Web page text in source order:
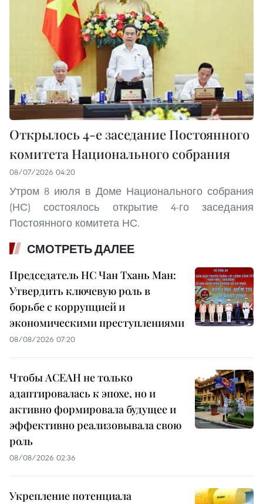
Открылось 4-е заседание Постоянного
комитета Национального собрания
08/07/2026 04:20
Утром 8 июля в Доме Национального собрания
(НС) состоялось открытие 4-го заседания
Постоянного комитета НС.
СМОТРЕТЬ ДАЛЕЕ
Председатель НС Чан Тхань Ман:
Утвердить ключевую роль в
борьбе с коррупцией и
экономическими преступлениями
08/08/2026 07:20
Чтобы АСЕАН не только
адаптировалась к эпохе, но и
активно формировала будущее и
эффективно реализовывала свою
роль
08/08/2026 02:36
Укрепление потенциала